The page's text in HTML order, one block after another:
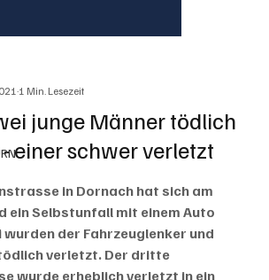
junge Männer tödlich
einer schwer verletzt
1 Min. Lesezeit
bewertet.
in Dornach hat sich am
ein Selbstunfall mit einem Auto
der Fahrzeuglenker und
verletzt. Der dritte
wurde erheblich verletzt in ein